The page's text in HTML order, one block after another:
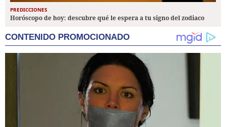
PREDICCIONES
Horóscopo de hoy: descubre qué le espera a tu signo del zodiaco
CONTENIDO PROMOCIONADO